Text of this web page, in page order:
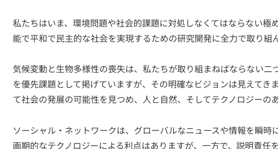
私たちはいま、環境問題や社会的課題に対処しなくてはならない
能で平和で民主的な社会を実現するための研究開発に全力で取り組
気候変動と生物多様性の喪失は、私たちが取り組まねばならない
を優先課題として掲げていますが、その明確なビジョンは見えて
て社会の発展の可能性を見つめ、人と自然、そしてテクノロジーの
ソーシャル・ネットワークは、グローバルなニュースや情報を瞬
画期的なテクノロジーによる利点はありますが、一方で、説明責任